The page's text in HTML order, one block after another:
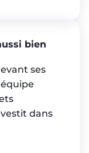
bien
ses
dans